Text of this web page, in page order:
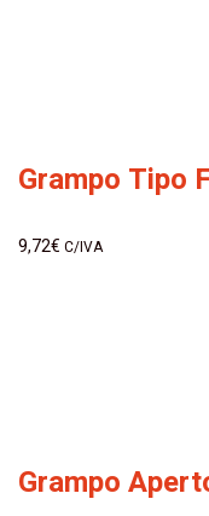
Grampo Tipo
9,72€ C/IVA
Grampo